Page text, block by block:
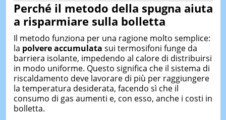
Perché il metodo della spugna aiuta
a risparmiare sulla bolletta
Il metodo funziona per una ragione molto semplice:
la polvere accumulata sui termosifoni funge da
barriera isolante, impedendo al calore di distribuirsi
in modo uniforme. Questo significa che il sistema di
riscaldamento deve lavorare di più per raggiungere
la temperatura desiderata, facendo sì che il
consumo di gas aumenti e, con esso, anche i costi in
bolletta.